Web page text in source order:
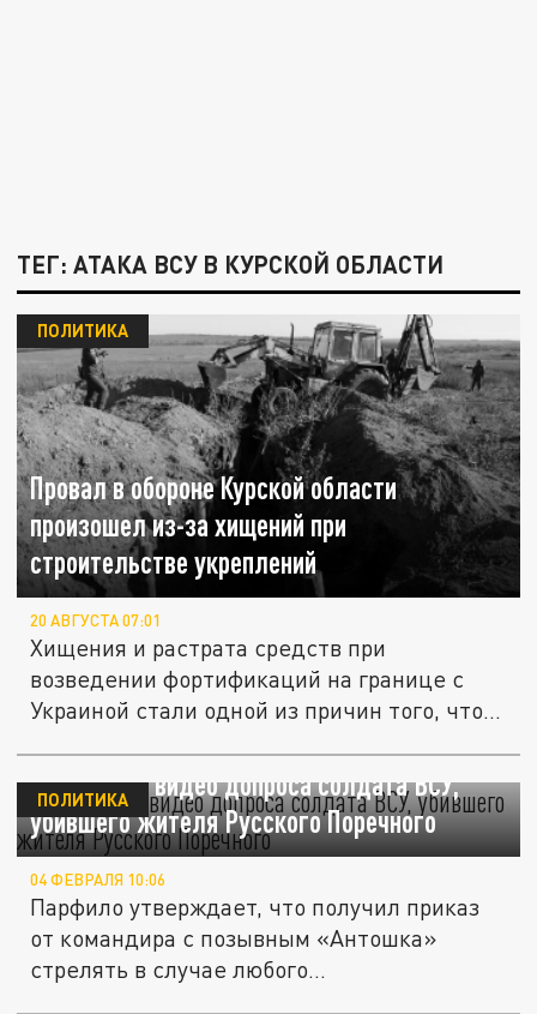
ТЕГ: АТАКА ВСУ В КУРСКОЙ ОБЛАСТИ
Провал в обороне Курской области
произошел из-за хищений при
строительстве укреплений
ПОЛИТИКА
20 АВГУСТА 07:01
Хищения и растрата средств при
возведении фортификаций на границе с
Украиной стали одной из причин того, что...
СК показал видео допроса солдата ВСУ,
убившего жителя Русского Поречного
ПОЛИТИКА
04 ФЕВРАЛЯ 10:06
Парфило утверждает, что получил приказ
от командира с позывным «Антошка»
стрелять в случае любого...